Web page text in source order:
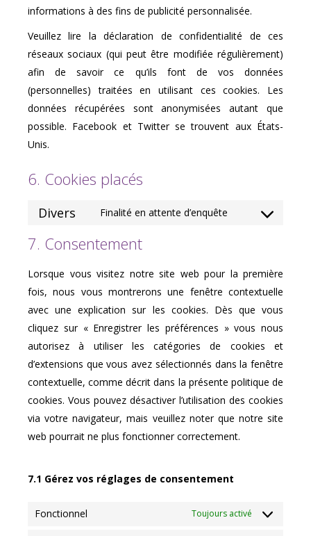
informations à des fins de publicité personnalisée.
Veuillez lire la déclaration de confidentialité de ces
réseaux sociaux (qui peut être modifiée régulièrement)
afin de savoir ce qu’ils font de vos données
(personnelles) traitées en utilisant ces cookies. Les
données récupérées sont anonymisées autant que
possible. Facebook et Twitter se trouvent aux États-
Unis.
6. Cookies placés
Divers Finalité en attente d’enquête Consent
7. Consentement
Lorsque vous visitez notre site web pour la première
fois, nous vous montrerons une fenêtre contextuelle
avec une explication sur les cookies. Dès que vous
cliquez sur « Enregistrer les préférences » vous nous
autorisez à utiliser les catégories de cookies et
d’extensions que vous avez sélectionnés dans la fenêtre
contextuelle, comme décrit dans la présente politique de
cookies. Vous pouvez désactiver l’utilisation des cookies
via votre navigateur, mais veuillez noter que notre site
web pourrait ne plus fonctionner correctement.
7.1 Gérez vos réglages de consentement
Fonctionnel Toujours activé